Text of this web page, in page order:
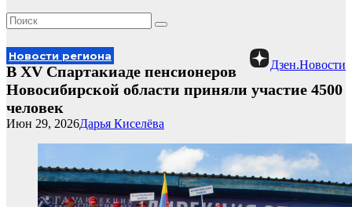
Дзен.Новости
Новости региона
В ХV Спартакиаде пенсионеров
Новосибирской области приняли участие 4500
человек
Дарья Киселёва
Июн 29, 2026